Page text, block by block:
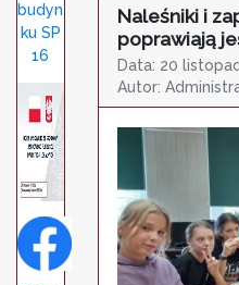
budyn
ku SP
16
Naleśniki i
poprawiają
Data: 20
Autor: